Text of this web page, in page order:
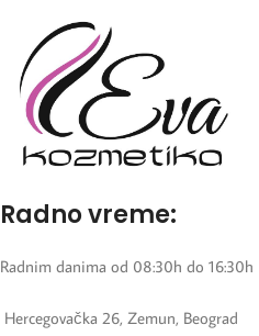
Radno vreme:
Radnim danima od 08:30h do 16:30h
Hercegovačka 26, Zemun, Beograd